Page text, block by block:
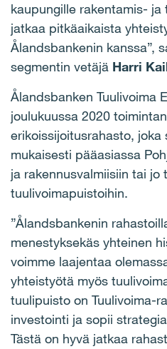
kaupungille rakentamis-
jatkaa pitkäaikaista
Ålandsbankenin kanssa”,
segmentin vetäjä Harri
Ålandsbanken Tuulivoima
joulukuussa 2020
erikoissijoitusrahasto,
mukaisesti pääasiassa
ja rakennusvalmiisiin tai jo
tuulivoimapuistoihin.
”Ålandsbankenin
menestyksekäs yhteinen
voimme laajentaa
yhteistyötä myös
tuulipuisto on Tuulivoima-
investointi ja sopii
Tästä on hyvä jatkaa